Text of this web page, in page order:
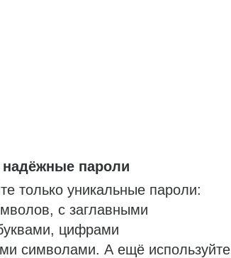
надёжные пароли
только уникальные пароли:
с заглавными
цифрами
символами. А ещё используйте